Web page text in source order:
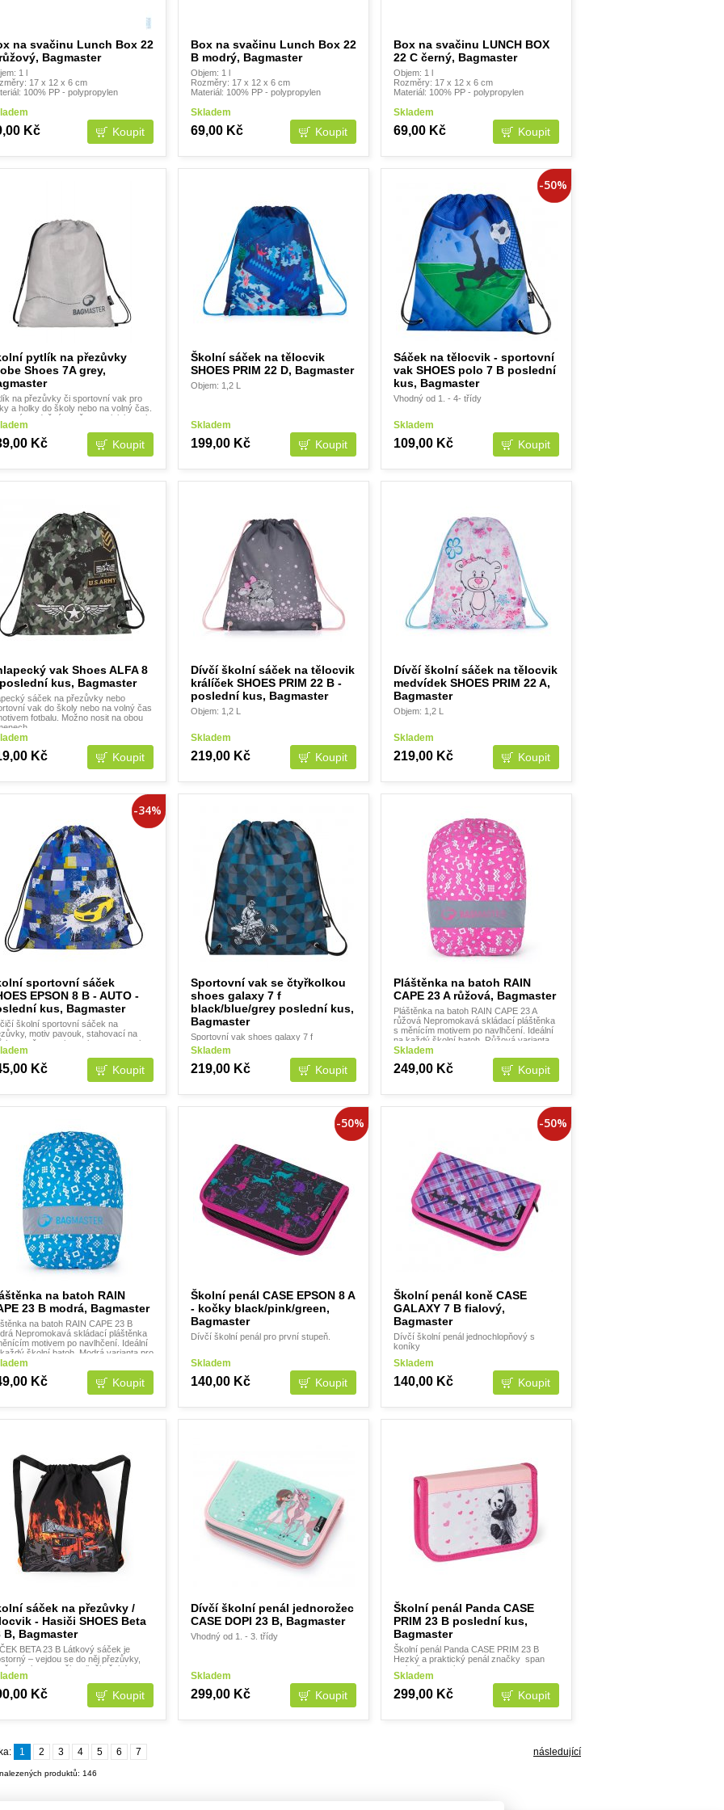
na svačinu Lunch Box 22
Bagmaster
1 l
17 x 12 x 6 cm
100% PP - polypropylen
Kč
Box na svačinu Lunch Box 22
B modrý, Bagmaster
Objem: 1 l
Rozměry: 17 x 12 x 6 cm
Materiál: 100% PP - polypropylen
Skladem
69,00 Kč
Box na svačinu LUNCH BOX
22 C černý, Bagmaster
Objem: 1 l
Rozměry: 17 x 12 x 6 cm
Materiál: 100% PP - polypropylen
Skladem
69,00 Kč
pytlík na přezůvky
Shoes 7A grey,
na přezůvky či sportovní vak pro
a holky do školy nebo na volný čas.
vzdušný, možno nosit jako vak
Kč
Školní sáček na tělocvik
SHOES PRIM 22 D, Bagmaster
Objem: 1,2 L
Skladem
199,00 Kč
-50%
Sáček na tělocvik - sportovní
vak SHOES polo 7 B poslední
kus, Bagmaster
Vhodný od 1. - 4- třídy
Skladem
109,00 Kč
vak Shoes ALFA 8
kus, Bagmaster
sáček na přezůvky nebo
vak do školy nebo na volný čas
fotbalu. Možno nosit na obou
Kč
Dívčí školní sáček na tělocvik
králíček SHOES PRIM 22 B -
poslední kus, Bagmaster
Objem: 1,2 L
Skladem
219,00 Kč
Dívčí školní sáček na tělocvik
medvídek SHOES PRIM 22 A,
Bagmaster
Objem: 1,2 L
Skladem
219,00 Kč
-34%
sportovní sáček
EPSON 8 B - AUTO -
kus, Bagmaster
školní sportovní sáček na
motiv pavouk, stahovací na
možno nosit na obou ramenech.
Kč
Sportovní vak se čtyřkolkou
shoes galaxy 7 f
black/blue/grey poslední kus,
Bagmaster
Sportovní vak shoes galaxy 7 f
black/blue/grey Klučičí sáček na
přezůvky nebo sportovní vak do školy
nebo na volný čas čtyřkolka. Možno nosit
na obou ramenech. Popis: Prostorný,
Skladem
219,00 Kč
Pláštěnka na batoh RAIN
CAPE 23 A růžová, Bagmaster
Pláštěnka na batoh RAIN CAPE 23 A
růžová Nepromokavá skládací pláštěnka
s měnícím motivem po navlhčení. Ideální
na každý školní batoh. Růžová varianta
pro holky. span style
Skladem
249,00 Kč
na batoh RAIN
23 B modrá, Bagmaster
na batoh RAIN CAPE 23 B
Nepromokavá skládací pláštěnka
motivem po navlhčení. Ideální
školní batoh. Modrá varianta pro
span style="
Kč
-50%
Školní penál CASE EPSON 8 A
- kočky black/pink/green,
Bagmaster
Dívčí školní penál pro první stupeň.
Skladem
140,00 Kč
-50%
Školní penál koně CASE
GALAXY 7 B fialový,
Bagmaster
Dívčí školní penál jednochlopňový s
koníky
Skladem
140,00 Kč
sáček na přezůvky /
- Hasiči SHOES Beta
B, Bagmaster
BETA 23 B Látkový sáček je
– vejdou se do něj přezůvky,
a boty na tělocvik či věci do
kroužku. Uzavírá se
Kč
Dívčí školní penál jednorožec
CASE DOPI 23 B, Bagmaster
Vhodný od 1. - 3. třídy
Skladem
299,00 Kč
Školní penál Panda CASE
PRIM 23 B poslední kus,
Bagmaster
Školní penál Panda CASE PRIM 23 B
Hezký a praktický penál značky span
style="caret-col
Skladem
299,00 Kč
1 2 3 4 5 6 7 následující
produktů: 146